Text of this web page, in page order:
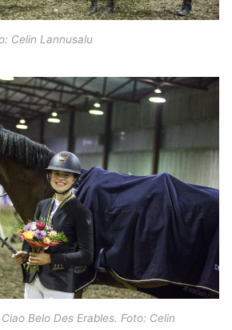
Celin Lannusalu
Belo Des Erables. Foto: Celin